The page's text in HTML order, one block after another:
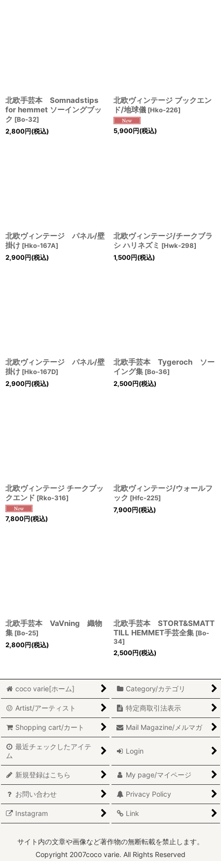
北欧手芸本 Somnadstips
for hemmet ソーイングブッ
ク [Bo-32]
2,800円(税込)
北欧ヴィンテージ ブックエン
ド/地球儀 [Hko-226]
5,900円(税込)
北欧ヴィンテージ パネル/壁
掛け [Hko-167A]
2,900円(税込)
北欧ヴィンテージ/チークブラ
シ ハリネズミ [Hwk-298]
1,500円(税込)
北欧ヴィンテージ パネル/壁
掛け [Hko-167D]
2,900円(税込)
北欧手芸本 Tygeroch ソー
イング集 [Bo-36]
2,500円(税込)
北欧ヴィンテージ チークブッ
クエンド [Rko-316]
7,800円(税込)
北欧ヴィンテージ/ウォールフ
ック [Hfc-225]
7,900円(税込)
北欧手芸本 VaVning 織物
集 [Bo-25]
2,800円(税込)
北欧手芸本 STORT&SMATT
TILL HEMMET手芸全集 [Bo-
34]
2,500円(税込)
coco varie[ホーム] Category/カテゴリ
Artist/アーティスト 特定商取引法表示
Shopping cart/カート Mail Magazine/メルマガ
最近チェックしたアイテ
ム
Login
新規登録はこちら My page/マイページ
お問い合わせ Privacy Policy
Instagram Link
サイト内の文章や画像など著作物の無断転載を禁止します。
Copyright 2007coco varie. All Rights Reserved